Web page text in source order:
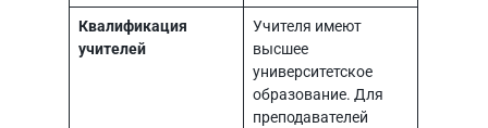
Квалификация
учителей
Учителя имеют
высшее
университетское
образование. Для
преподавателей